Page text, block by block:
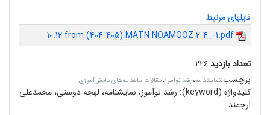
فایلهای مرتبط
10.12 from (404-405) MATN NOAMOOZ 2-4_-1.pdf
تعداد بازدید۲۲۶
برچسب:نمایشنامه،رشد نوآموز،مقالات ماهنامه‌های دانش‌آموزی
کلیدواژه (keyword):
رشد نوآموز، نمایشنامه، لهجه دوستی، محمدعلی
ارجمند